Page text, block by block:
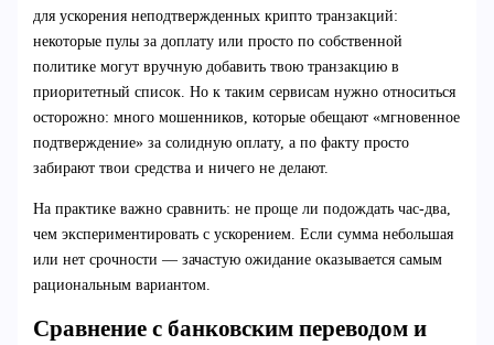
для ускорения неподтвержденных крипто транзакций:
некоторые пулы за доплату или просто по собственной
политике могут вручную добавить твою транзакцию в
приоритетный список. Но к таким сервисам нужно относиться
осторожно: много мошенников, которые обещают «мгновенное
подтверждение» за солидную оплату, а по факту просто
забирают твои средства и ничего не делают.
На практике важно сравнить: не проще ли подождать час-два,
чем экспериментировать с ускорением. Если сумма небольшая
или нет срочности — зачастую ожидание оказывается самым
рациональным вариантом.
Сравнение с банковским переводом и